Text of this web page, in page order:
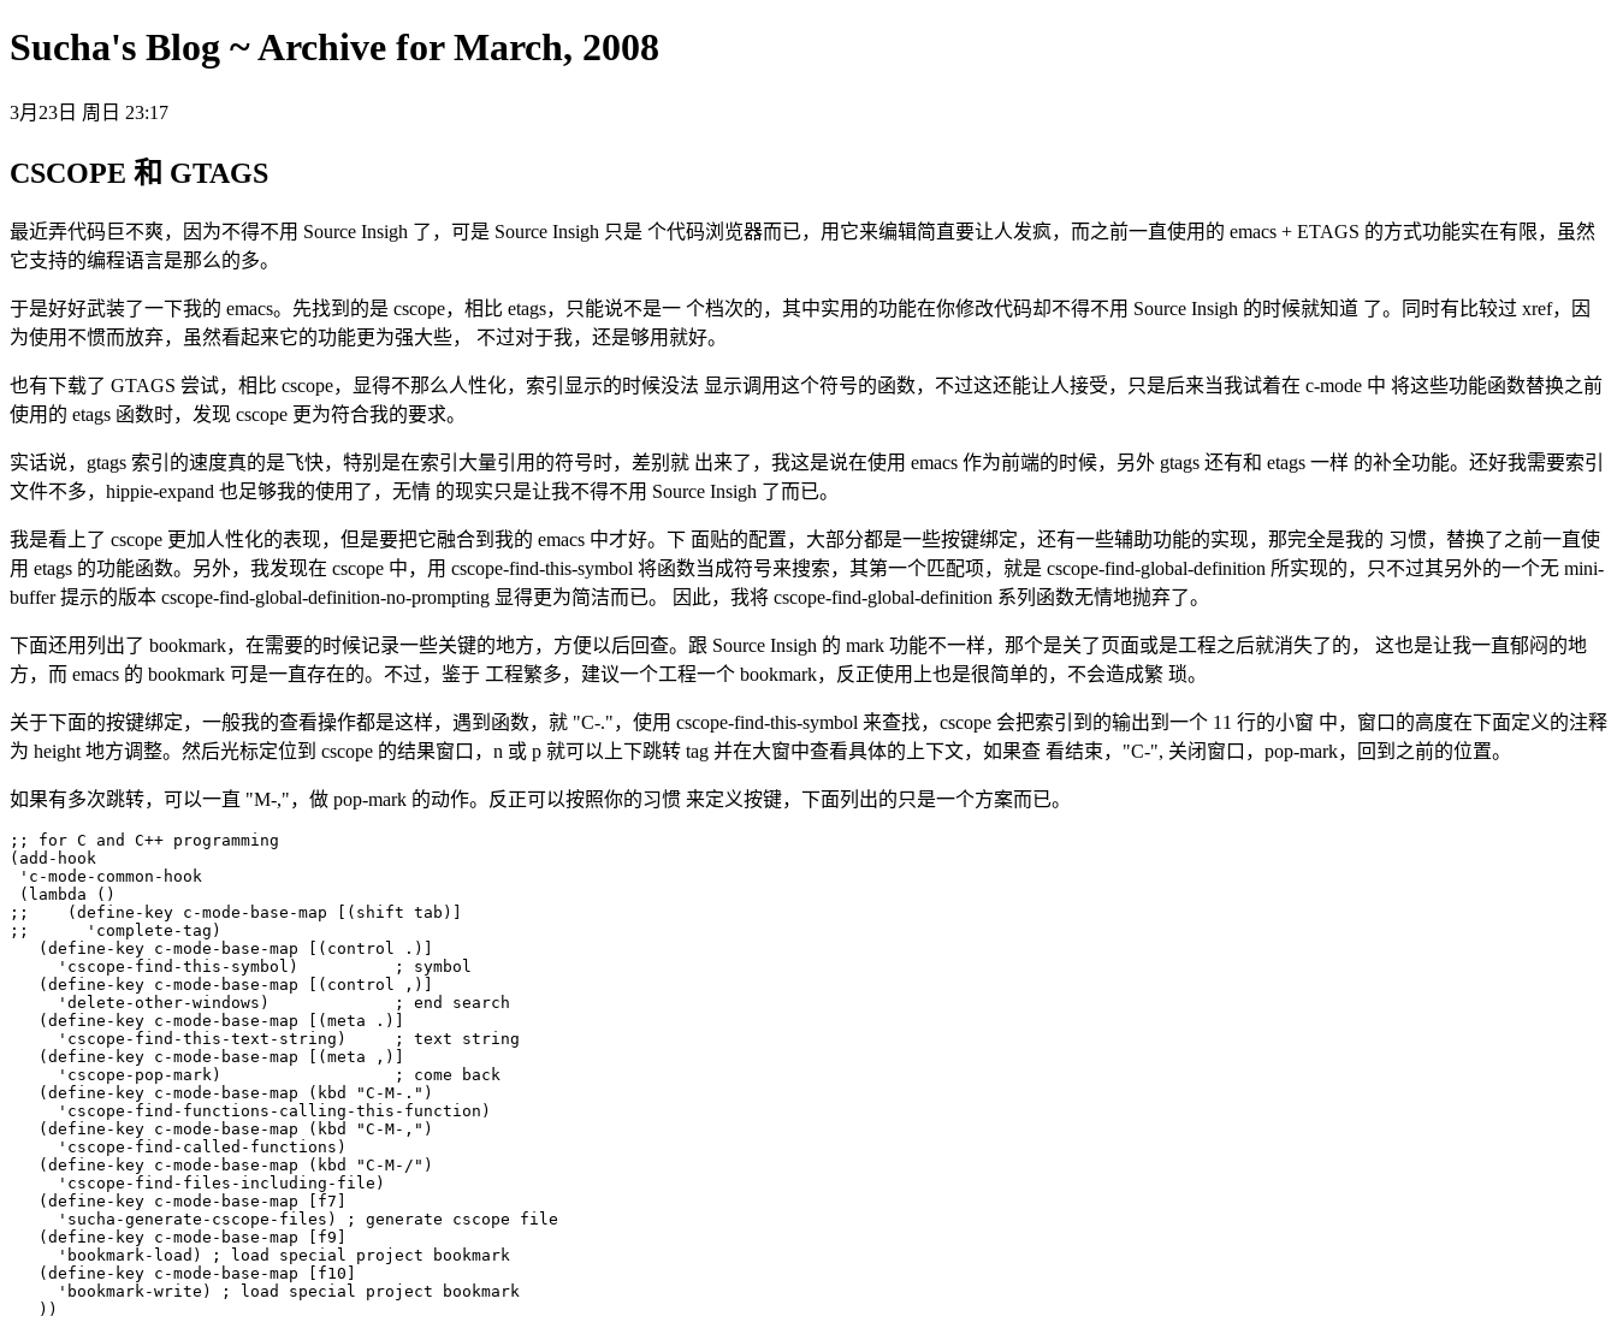
Sucha's Blog ~ Archive for March, 2008
3月23日 周日 23:17
CSCOPE 和 GTAGS
最近弄代码巨不爽，因为不得不用 Source Insigh 了，可是 Source Insigh 只是 个代码浏览器而已，用它来编辑简直要让人发疯，而之前一直使用的 emacs + ETAGS 的方式功能实在有限，虽然
它支持的编程语言是那么的多。
于是好好武装了一下我的 emacs。先找到的是 cscope，相比 etags，只能说不是一 个档次的，其中实用的功能在你修改代码却不得不用 Source Insigh 的时候就知道 了。同时有比较过 xref，因
为使用不惯而放弃，虽然看起来它的功能更为强大些， 不过对于我，还是够用就好。
也有下载了 GTAGS 尝试，相比 cscope，显得不那么人性化，索引显示的时候没法 显示调用这个符号的函数，不过这还能让人接受，只是后来当我试着在 c-mode 中 将这些功能函数替换之前
使用的 etags 函数时，发现 cscope 更为符合我的要求。
实话说，gtags 索引的速度真的是飞快，特别是在索引大量引用的符号时，差别就 出来了，我这是说在使用 emacs 作为前端的时候，另外 gtags 还有和 etags 一样 的补全功能。还好我需要索引
文件不多，hippie-expand 也足够我的使用了，无情 的现实只是让我不得不用 Source Insigh 了而已。
我是看上了 cscope 更加人性化的表现，但是要把它融合到我的 emacs 中才好。下 面贴的配置，大部分都是一些按键绑定，还有一些辅助功能的实现，那完全是我的 习惯，替换了之前一直使
用 etags 的功能函数。另外，我发现在 cscope 中，用 cscope-find-this-symbol 将函数当成符号来搜索，其第一个匹配项，就是 cscope-find-global-definition 所实现的，只不过其另外的一个无 mini-
buffer 提示的版本 cscope-find-global-definition-no-prompting 显得更为简洁而已。 因此，我将 cscope-find-global-definition 系列函数无情地抛弃了。
下面还用列出了 bookmark，在需要的时候记录一些关键的地方，方便以后回查。跟 Source Insigh 的 mark 功能不一样，那个是关了页面或是工程之后就消失了的， 这也是让我一直郁闷的地
方，而 emacs 的 bookmark 可是一直存在的。不过，鉴于 工程繁多，建议一个工程一个 bookmark，反正使用上也是很简单的，不会造成繁 琐。
关于下面的按键绑定，一般我的查看操作都是这样，遇到函数，就 "C-."，使用 cscope-find-this-symbol 来查找，cscope 会把索引到的输出到一个 11 行的小窗 中，窗口的高度在下面定义的注释
为 height 地方调整。然后光标定位到 cscope 的结果窗口，n 或 p 就可以上下跳转 tag 并在大窗中查看具体的上下文，如果查 看结束，"C-", 关闭窗口，pop-mark，回到之前的位置。
如果有多次跳转，可以一直 "M-,"，做 pop-mark 的动作。反正可以按照你的习惯 来定义按键，下面列出的只是一个方案而已。
;; for C and C++ programming
( add-hook
'c-mode-common-hook
( lambda ( )
;;    (define-key c-mode-base-map [(shift tab)]
;;      'complete-tag)
(define-key c-mode-base-map [ ( control . ) ]
'cscope-find-this-symbol )
; symbol
(define-key c-mode-base-map [ ( control , ) ]
'delete-other-windows )
; end search
(define-key c-mode-base-map [ (meta . ) ]
'cscope-find-this-text-string )
; text string
(define-key c-mode-base-map [ (meta , ) ]
'cscope-pop-mark )
; come back
(define-key c-mode-base-map ( kbd "C-M- ." )
'cscope-find-functions-calling-this-function )
(define-key c-mode-base-map ( kbd "C-M- ," )
'cscope-find-called-functions )
(define-key c-mode-base-map ( kbd "C-M-/" )
'cscope-find-files-including-file )
(define-key c-mode-base-map [ f7 ]
'sucha-generate-cscope-files )
; generate cscope file
(define-key c-mode-base-map [ f9 ]
'bookmark-load )
; load special project bookmark
(define-key c-mode-base-map [ f10 ]
'bookmark-write )
; load special project bookmark
) )